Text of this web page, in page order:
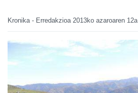
Kronika - Erredakzioa 2013ko azaroaren 12a